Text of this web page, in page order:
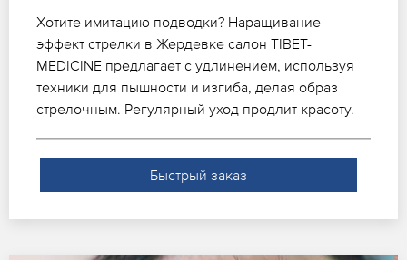
Хотите имитацию подводки? Наращивание
эффект стрелки в Жердевке салон TIBET-
MEDICINE предлагает с удлинением, используя
техники для пышности и изгиба, делая образ
стрелочным. Регулярный уход продлит красоту.
Быстрый заказ